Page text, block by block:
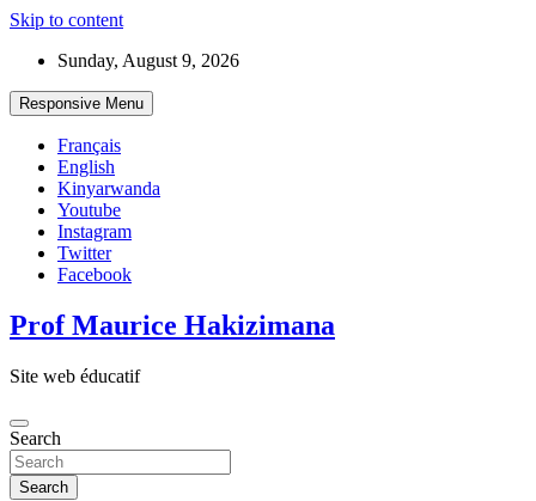
Skip to content
Sunday, August 9, 2026
Responsive Menu
Français
English
Kinyarwanda
Youtube
Instagram
Twitter
Facebook
Prof Maurice Hakizimana
Site web éducatif
Search
Search